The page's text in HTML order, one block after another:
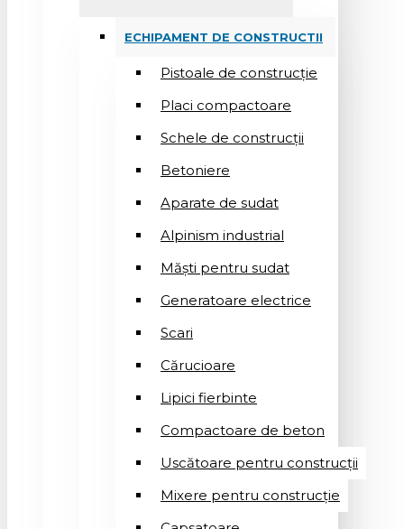
ECHIPAMENT DE CONSTRUCTII
Pistoale de construcție
Placi compactoare
Schele de construcții
Betoniere
Aparate de sudat
Alpinism industrial
Măști pentru sudat
Generatoare electrice
Scari
Cărucioare
Lipici fierbinte
Compactoare de beton
Uscătoare pentru construcții
Mixere pentru construcție